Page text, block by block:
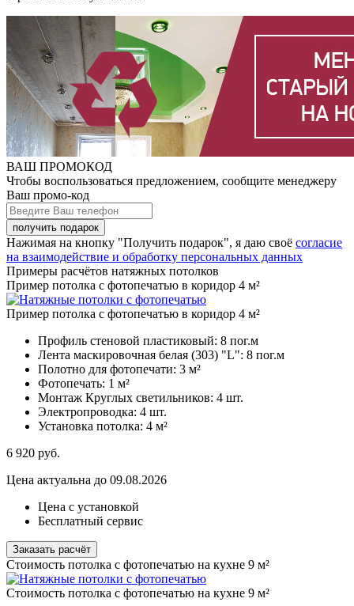
ВАШ ПРОМОКОД
Чтобы воспользоваться предложением, сообщите менеджеру
Ваш промо-код
Нажимая на кнопку "Получить подарок", я даю своё согласие
на взаимодействие и обработку персональных данных
Примеры расчётов натяжных потолков
Пример потолка с фотопечатью в коридор 4 м²
Пример потолка с фотопечатью в коридор 4 м²
Профиль стеновой пластиковый: 8 пог.м
Лента маскировочная белая (303) "L": 8 пог.м
Полотно для фотопечати: 3 м²
Фотопечать: 1 м²
Монтаж Круглых светильников: 4 шт.
Электропроводка: 4 шт.
Установка потолка: 4 м²
6 920 руб.
Цена актуальна до 09.08.2026
Цена с установкой
Бесплатный сервис
Заказать расчёт
Стоимость потолка с фотопечатью на кухне 9 м²
Стоимость потолка с фотопечатью на кухне 9 м²